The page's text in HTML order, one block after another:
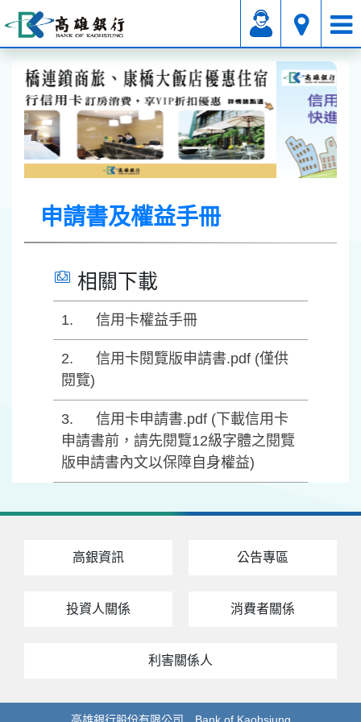
信用卡 卡片介紹 申請書及權益手冊
申請書及權益手冊
相關下載
信用卡權益手冊
信用卡閱覽版申請書.pdf (僅供
閱覽)
信用卡申請書.pdf (下載信用卡
申請書前，請先閱覽12級字體之閱覽
版申請書內文以保障自身權益)
高銀資訊 公告專區
投資人關係 消費者關係
利害關係人
高雄銀行股份有限公司 Bank of Kaohsiung